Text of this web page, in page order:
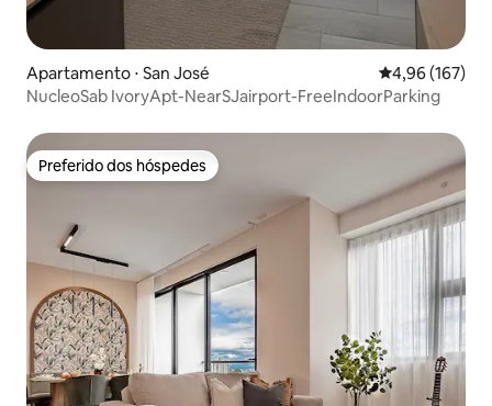
Apartamento ⋅ San José 4,96 de uma
4,96 (167)
NucleoSab IvoryApt-NearSJairport-FreeIndoorParking
Preferido dos hóspedes
Preferido dos hóspedes